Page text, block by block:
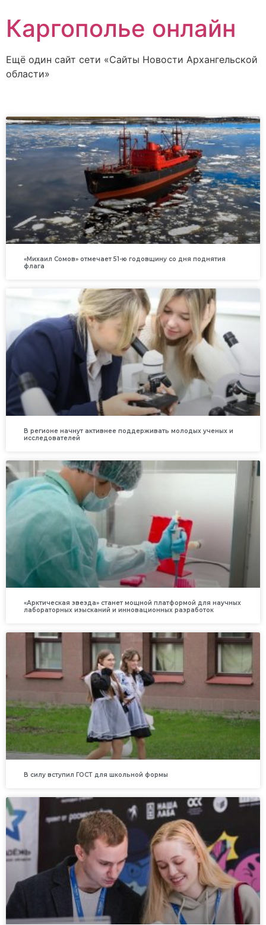
Каргополье онлайн
Ещё один сайт сети «Сайты Новости Архангельской
области»
«Михаил Сомов» отмечает 51-ю годовщину со дня поднятия
флага
В регионе начнут активнее поддерживать молодых ученых и
исследователей
«Арктическая звезда» станет мощной платформой для научных
лабораторных изысканий и инновационных разработок
В силу вступил ГОСТ для школьной формы